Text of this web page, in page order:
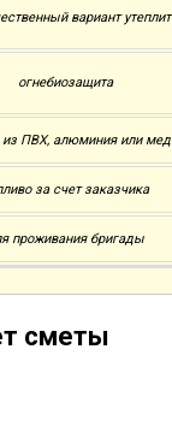
вариант
огнебиозащита
из ПВХ, алюминия или
за счет заказчика
проживания бригады
сметы